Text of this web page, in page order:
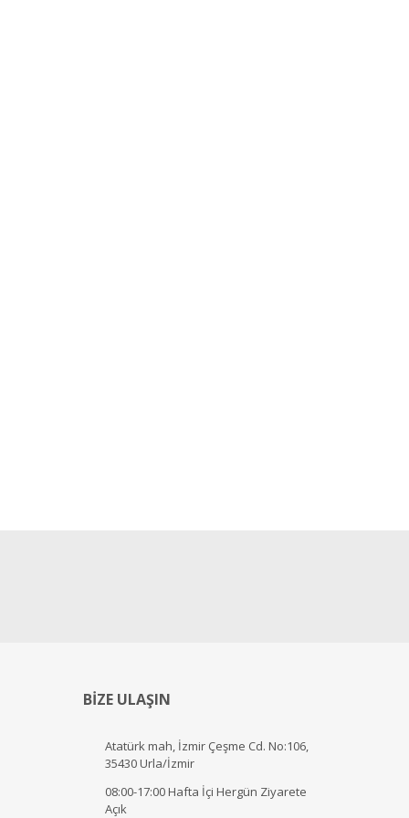
BİZE ULAŞIN
Atatürk mah, İzmir Çeşme Cd. No:106,
35430 Urla/İzmir
08:00-17:00 Hafta İçi Hergün Ziyarete
Açık